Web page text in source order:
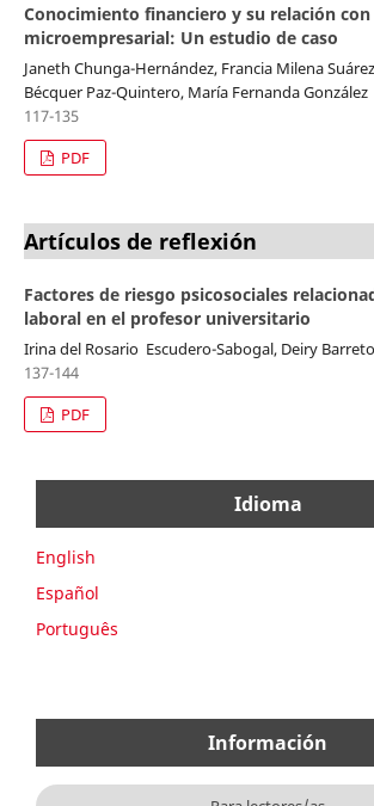
Conocimiento financiero y su relación
microempresarial: Un estudio de caso
Janeth Chunga-Hernández, Francia Milena
Bécquer Paz-Quintero, María Fernanda González
117-135
PDF
Artículos de reflexión
Factores de riesgo psicosociales
laboral en el profesor universitario
Irina del Rosario Escudero-Sabogal, Deiry
137-144
PDF
Idioma
English
Español
Português
Información